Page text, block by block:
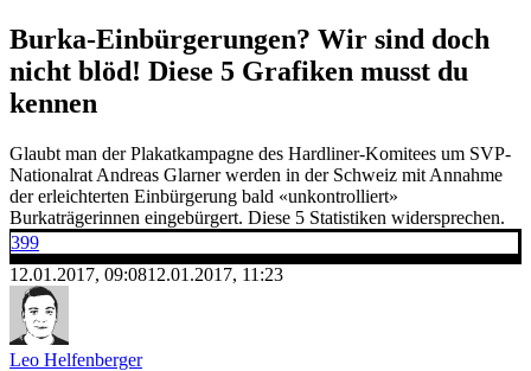
Burka-Einbürgerungen? Wir sind doch
nicht blöd! Diese 5 Grafiken musst du
kennen
Glaubt man der Plakatkampagne des Hardliner-Komitees um SVP-
Nationalrat Andreas Glarner werden in der Schweiz mit Annahme
der erleichterten Einbürgerung bald «unkontrolliert»
Burkaträgerinnen eingebürgert. Diese 5 Statistiken widersprechen.
399
12.01.2017, 09:0812.01.2017, 11:23
Leo Helfenberger